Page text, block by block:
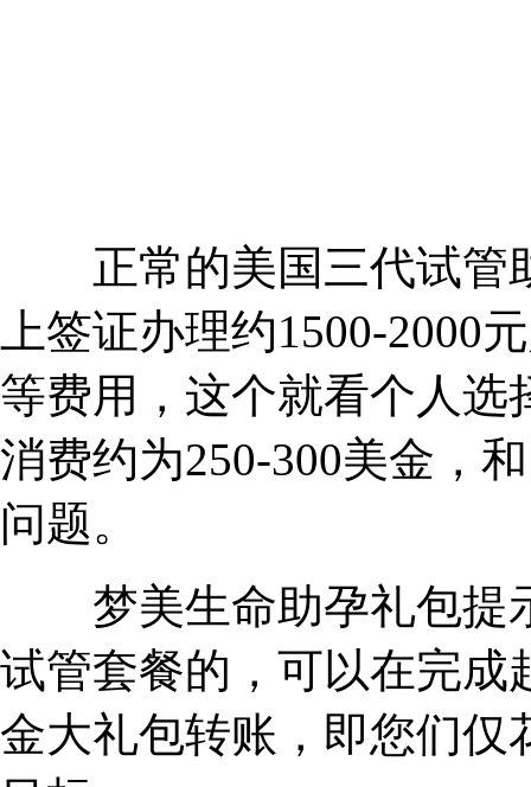
正常的美国三代试管
上签证办理约1500-2000
等费用，这个就看个人选
消费约为250-300美金，
问题。
梦美生命助孕礼包提
试管套餐的，可以在完成
金大礼包转账，即您们仅